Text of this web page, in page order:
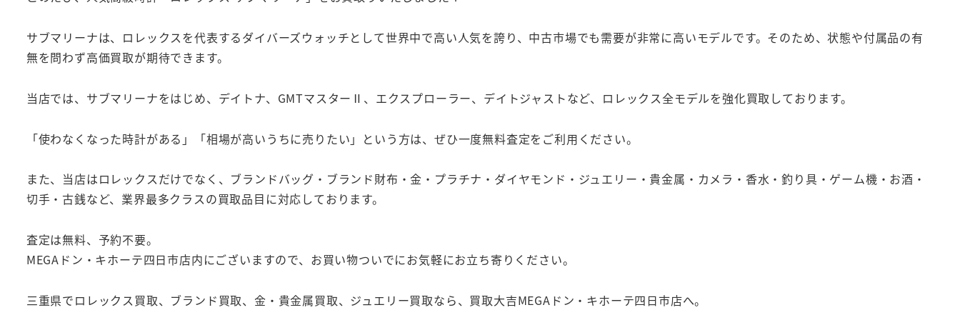
サブマリーナは、ロレックスを代表するダイバーズウォッチとして世界中で高い人気を誇り、中古市場でも需要が非常に高いモデルです。そのため、状態や付属品の有
無を問わず高価買取が期待できます。
当店では、サブマリーナをはじめ、デイトナ、GMTマスターⅡ、エクスプローラー、デイトジャストなど、ロレックス全モデルを強化買取しております。
「使わなくなった時計がある」「相場が高いうちに売りたい」という方は、ぜひ一度無料査定をご利用ください。
また、当店はロレックスだけでなく、ブランドバッグ・ブランド財布・金・プラチナ・ダイヤモンド・ジュエリー・貴金属・カメラ・香水・釣り具・ゲーム機・お酒・
切手・古銭など、業界最多クラスの買取品目に対応しております。
査定は無料、予約不要。
MEGAドン・キホーテ四日市店内にございますので、お買い物ついでにお気軽にお立ち寄りください。
三重県でロレックス買取、ブランド買取、金・貴金属買取、ジュエリー買取なら、買取大吉MEGAドン・キホーテ四日市店へ。